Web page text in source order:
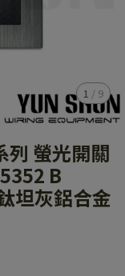
1 / 9
列 螢光開關
B
坦灰鋁合金